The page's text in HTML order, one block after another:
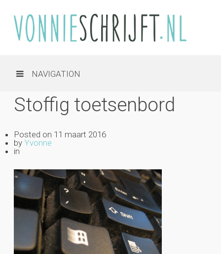
NAVIGATION
Stoffig toetsenbord
Posted on 11 maart 2016
by Yvonne
in